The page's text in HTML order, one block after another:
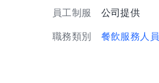
員工制服 公司提供
職務類別 餐飲服務人員